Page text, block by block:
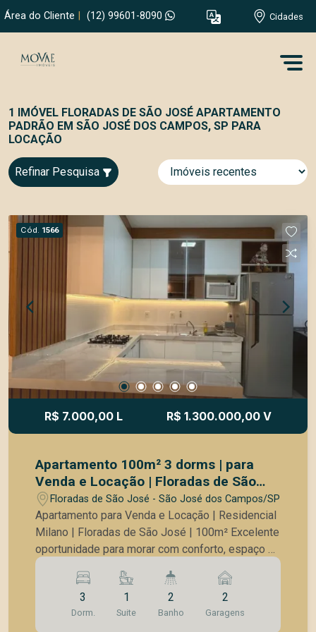
Área do Cliente (12) 99601-8090 Cidades
1 IMÓVEL FLORADAS DE SÃO JOSÉ APARTAMENTO
PADRÃO EM SÃO JOSÉ DOS CAMPOS, SP PARA
LOCAÇÃO
Refinar Pesquisa
Cód. 1566
R$ 7.000,00 L R$ 1.300.000,00 V
Apartamento 100m² 3 dorms | para
Venda e Locação | Floradas de São
JoséFloradas de São José - São José dos Campos/SP
Apartamento para Venda e Locação | Residencial
Milano | Floradas de São José | 100m² Excelente
oportunidade para morar com conforto, espaço e
praticidade em uma das regiões mais completas
e valorizadas de São José dos Campos.
Localizado no bairro Floradas de São José, o
Residencial Milano oferece fácil acesso a
3
Dorm.
1
Suite
2
Banho
2
Garagens